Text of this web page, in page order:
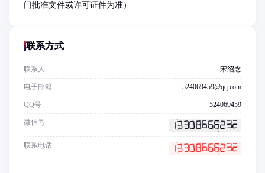
门批准文件或许可证件为准）
联系方式
联系人 宋绍念
电子邮箱 524069459@qq.com
QQ号 524069459
微信号
联系电话